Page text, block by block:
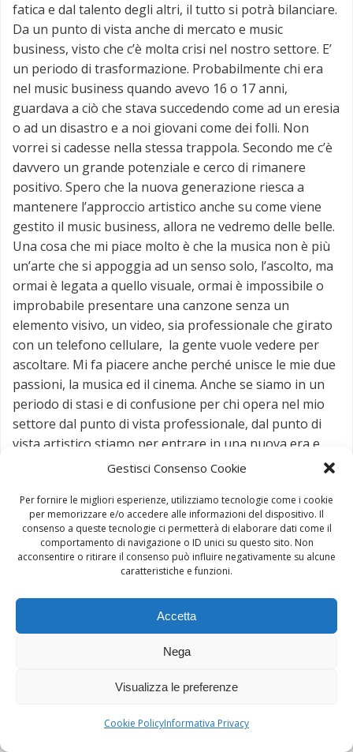
Gestisci Consenso Cookie
Per fornire le migliori esperienze, utilizziamo tecnologie come i cookie
per memorizzare e/o accedere alle informazioni del dispositivo. Il
consenso a queste tecnologie ci permetterà di elaborare dati come il
comportamento di navigazione o ID unici su questo sito. Non
acconsentire o ritirare il consenso può influire negativamente su alcune
caratteristiche e funzioni.
Accetta
Nega
Visualizza le preferenze
Cookie PolicyInformativa Privacy
fatica e dal talento degli altri, il tutto si potrà bilanciare.
Da un punto di vista anche di mercato e music
business, visto che c’è molta crisi nel nostro settore. E’
un periodo di trasformazione. Probabilmente chi era
nel music business quando avevo 16 o 17 anni,
guardava a ciò che stava succedendo come ad un eresia
o ad un disastro e a noi giovani come dei folli. Non
vorrei si cadesse nella stessa trappola. Secondo me c’è
davvero un grande potenziale e cerco di rimanere
positivo. Spero che la nuova generazione riesca a
mantenere l’approccio artistico anche su come viene
gestito il music business, allora ne vedremo delle belle.
Una cosa che mi piace molto è che la musica non è più
un’arte che si appoggia ad un senso solo, l’ascolto, ma
ormai è legata a quello visuale, ormai è impossibile o
improbabile presentare una canzone senza un
elemento visivo, un video, sia professionale che girato
con un telefono cellulare, la gente vuole vedere per
ascoltare. Mi fa piacere anche perché unisce le mie due
passioni, la musica ed il cinema. Anche se siamo in un
periodo di stasi e di confusione per chi opera nel mio
settore dal punto di vista professionale, dal punto di
vista artistico stiamo per entrare in una nuova era e
spero che i nostri giovani non ci deludano al riguardo.